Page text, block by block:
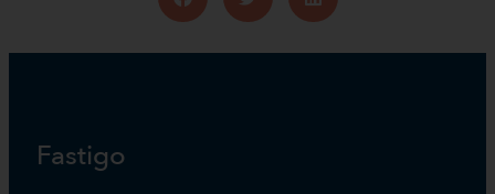
Fastigo